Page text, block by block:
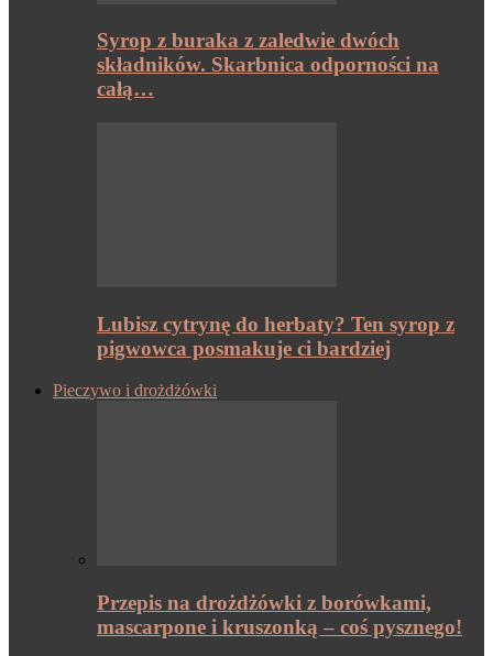
Syrop z buraka z zaledwie dwóch
składników. Skarbnica odporności na
całą…
Lubisz cytrynę do herbaty? Ten syrop z
pigwowca posmakuje ci bardziej
Pieczywo i drożdżówki
Przepis na drożdżówki z borówkami,
mascarpone i kruszonką – coś pysznego!